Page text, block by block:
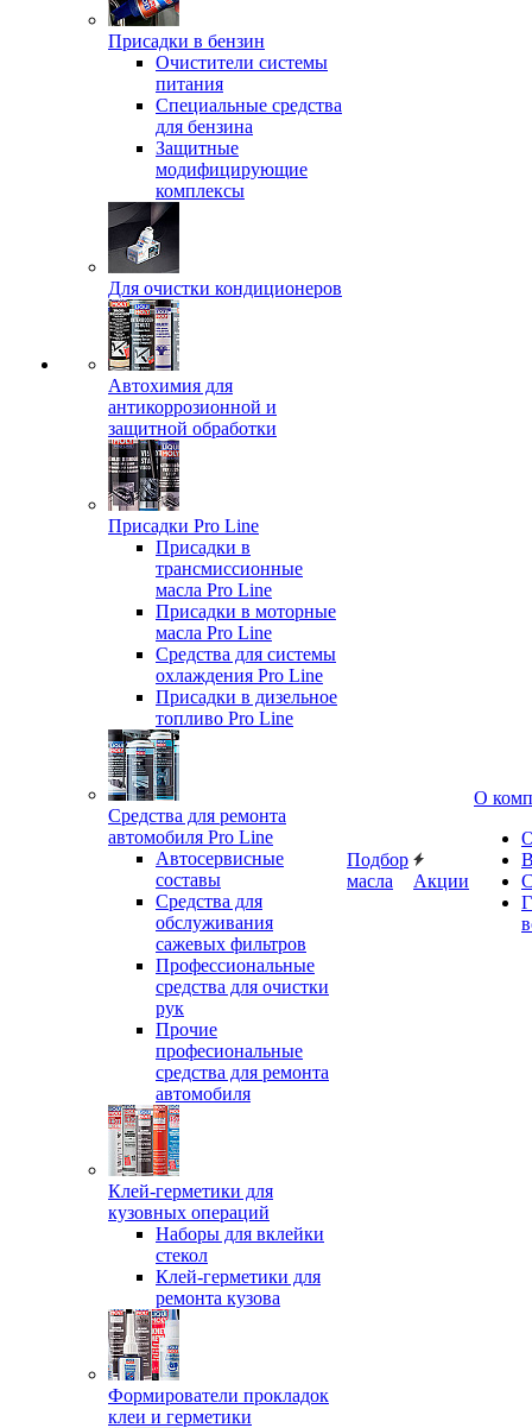
Присадки в бензин
Очистители системы
питания
Специальные срeдства
для бензина
Защитные
модифицирующие
комплексы
Для очистки кондиционеров
Автохимия для
антикоррозионной и
защитной обработки
Присадки Pro Line
Присадки в
трансмиссионные
масла Pro Line
Присадки в моторные
масла Pro Line
Средства для системы
охлаждения Pro Line
Присадки в дизельное
топливо Pro Line
Средства для ремонта
автомобиля Pro Line
Автосервисные
составы
Средства для
обслуживания
сажевых фильтров
Профессиональные
средства для очистки
рук
Прочие
професиональные
средства для ремонта
автомобиля
Клей-герметики для
кузовных операций
Наборы для вклейки
стекол
Клей-герметики для
ремонта кузова
Формирователи прокладок
клеи и герметики
Подбор
масла
Акции
О